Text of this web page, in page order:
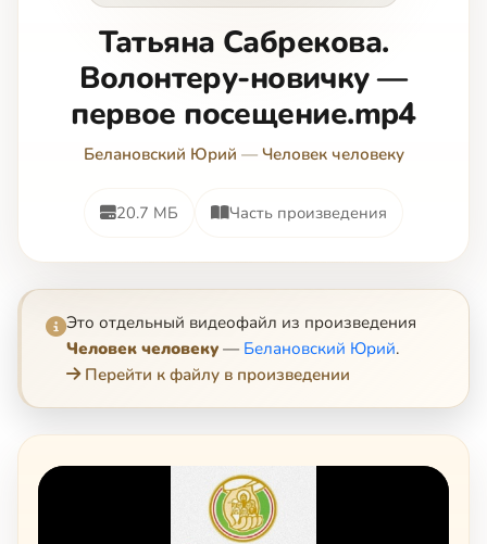
Татьяна Сабрекова.
Волонтеру-новичку —
первое посещение.mp4
Белановский Юрий — Человек человеку
20.7 МБ Часть произведения
Это отдельный видеофайл из произведения
Человек человеку — Белановский Юрий.
Перейти к файлу в произведении